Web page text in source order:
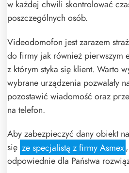
w każdej chwili skontrolować
poszczególnych osób.
Videodomofon jest zarazem
do firmy jak również pierwszym
z którym styka się klient. Warto
wybrane urządzenia pozwalały
pozostawić wiadomość oraz
na telefon.
Aby zabezpieczyć dany obiekt
się ze specjalistą z firmy Asmex
odpowiednie dla Państwa